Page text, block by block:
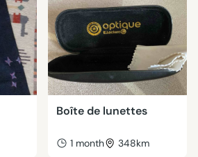
Boîte de lunettes
1 month 348km